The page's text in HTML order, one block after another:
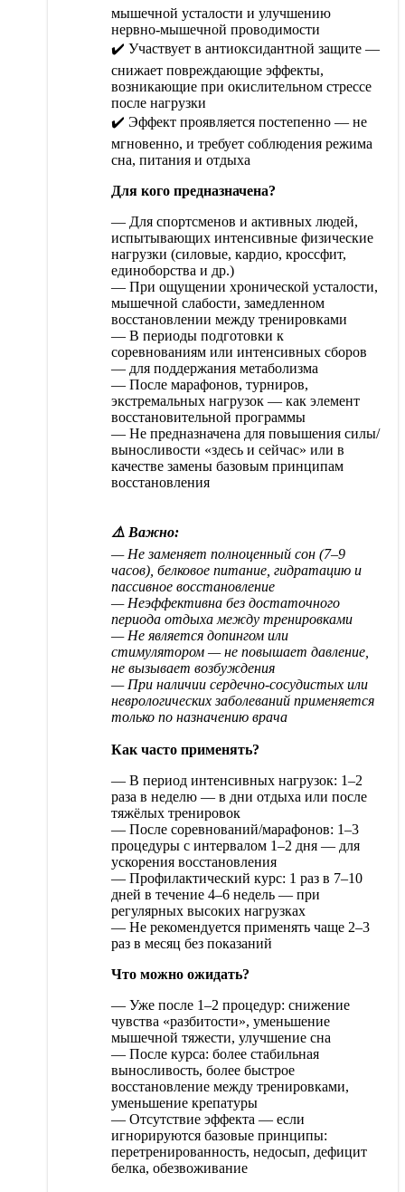
мышечной усталости и улучшению
нервно-мышечной проводимости
✔️ Участвует в антиоксидантной защите —
снижает повреждающие эффекты,
возникающие при окислительном стрессе
после нагрузки
✔️ Эффект проявляется постепенно — не
мгновенно, и требует соблюдения режима
сна, питания и отдыха
Для кого предназначена?
— Для спортсменов и активных людей,
испытывающих интенсивные физические
нагрузки (силовые, кардио, кроссфит,
единоборства и др.)
— При ощущении хронической усталости,
мышечной слабости, замедленном
восстановлении между тренировками
— В периоды подготовки к
соревнованиям или интенсивных сборов
— для поддержания метаболизма
— После марафонов, турниров,
экстремальных нагрузок — как элемент
восстановительной программы
— Не предназначена для повышения силы/
выносливости «здесь и сейчас» или в
качестве замены базовым принципам
восстановления
⚠️ Важно:
— Не заменяет полноценный сон (7–9
часов), белковое питание, гидратацию и
пассивное восстановление
— Неэффективна без достаточного
периода отдыха между тренировками
— Не является допингом или
стимулятором — не повышает давление,
не вызывает возбуждения
— При наличии сердечно-сосудистых или
неврологических заболеваний применяется
только по назначению врача
Как часто применять?
— В период интенсивных нагрузок: 1–2
раза в неделю — в дни отдыха или после
тяжёлых тренировок
— После соревнований/марафонов: 1–3
процедуры с интервалом 1–2 дня — для
ускорения восстановления
— Профилактический курс: 1 раз в 7–10
дней в течение 4–6 недель — при
регулярных высоких нагрузках
— Не рекомендуется применять чаще 2–3
раз в месяц без показаний
Что можно ожидать?
— Уже после 1–2 процедур: снижение
чувства «разбитости», уменьшение
мышечной тяжести, улучшение сна
— После курса: более стабильная
выносливость, более быстрое
восстановление между тренировками,
уменьшение крепатуры
— Отсутствие эффекта — если
игнорируются базовые принципы:
перетренированность, недосып, дефицит
белка, обезвоживание